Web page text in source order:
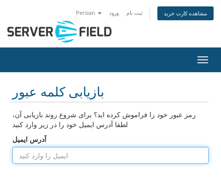
Persian ورود ثبت نام مشاهده کارت خرید
بازیابی کلمه عبور
رمز عبور خود را فراموش کرده اید؟ برای شروع روند بازیابی آن،
لطفا آدرس ایمیل خود را در زیر وارد کنید
آدرس ایمیل